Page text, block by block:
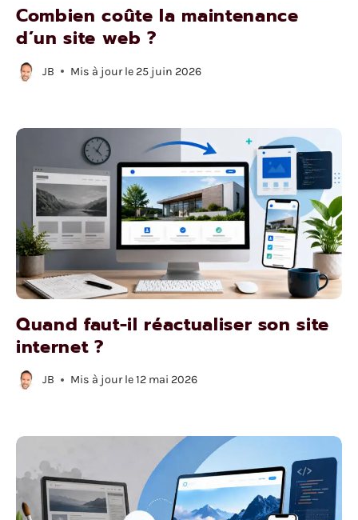
Combien coûte la maintenance
d’un site web ?
JB Mis à jour le 25 juin 2026
Quand faut-il réactualiser son site
internet ?
JB Mis à jour le12 mai 2026